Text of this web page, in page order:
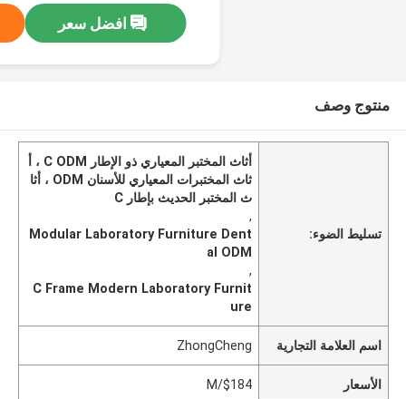
افضل سعر
منتوج وصف
تسليط الضوء:
أثاث المختبر المعياري ذو الإطار C ODM ، أ
ثاث المختبرات المعياري للأسنان ODM ، أثا
ث المختبر الحديث بإطار C
,
Modular Laboratory Furniture Dent
al ODM
,
C Frame Modern Laboratory Furnit
ure
اسم العلامة التجارية ZhongCheng
الأسعار $184/M